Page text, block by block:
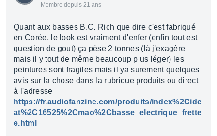
Membre depuis 21 ans
Quant aux basses B.C. Rich que dire c'est fabriqué
en Corée, le look est vraiment d'enfer (enfin tout est
question de gout) ça pèse 2 tonnes (là j'exagère
mais il y tout de même beaucoup plus léger) les
peintures sont fragiles mais il ya surement quelques
avis sur la chose dans la rubrique produits ou direct
à l'adresse
https://fr.audiofanzine.com/produits/index%2Cidc
at%2C16525%2Cmao%2Cbasse_electrique_frette
e.html